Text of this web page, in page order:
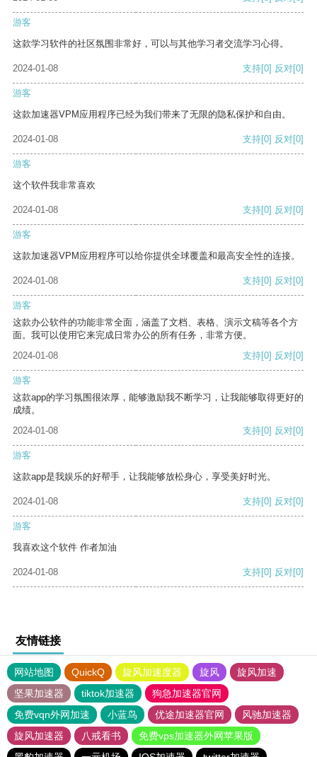
游客
这款学习软件的社区氛围非常好，可以与其他学习者交流学习心得。
2024-01-08 支持[0] 反对[0]
游客
这款加速器VPM应用程序已经为我们带来了无限的隐私保护和自由。
2024-01-08 支持[0] 反对[0]
游客
这个软件我非常喜欢
2024-01-08 支持[0] 反对[0]
游客
这款加速器VPM应用程序可以给你提供全球覆盖和最高安全性的连接。
2024-01-08 支持[0] 反对[0]
游客
这款办公软件的功能非常全面，涵盖了文档、表格、演示文稿等各个方
面。我可以使用它来完成日常办公的所有任务，非常方便。
2024-01-08
支持[0] 反对[0]
游客
这款app的学习氛围很浓厚，能够激励我不断学习，让我能够取得更好的
成绩。
2024-01-08
支持[0] 反对[0]
游客
这款app是我娱乐的好帮手，让我能够放松身心，享受美好时光。
2024-01-08 支持[0] 反对[0]
游客
我喜欢这个软件 作者加油
2024-01-08 支持[0] 反对[0]
友情链接
网站地图 QuickQ 旋风加速度器 旋风
旋风加速
坚果加速器
tiktok加速器
狗急加速器官网
免费vqn外网加速
小蓝鸟 优途加速器官网
风驰加速器
旋风加速器
八戒看书
免费vps加速器外网苹果版